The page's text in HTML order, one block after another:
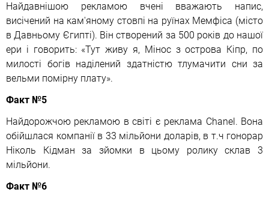
Найдавнішою рекламою вчені вважають напис,
висічений на кам'яному стовпі на руїнах Мемфіса (місто
в Давньому Єгипті). Він створений за 500 років до нашої
ери і говорить: «Тут живу я, Мінос з острова Кіпр, по
милості богів наділений здатністю тлумачити сни за
вельми помірну плату».
Факт №5
Найдорожчою рекламою в світі є реклама Chanel. Вона
обійшлася компанії в 33 мільйони доларів, в т.ч гонорар
Ніколь Кідман за зйомки в цьому ролику склав 3
мільйони.
Факт №6